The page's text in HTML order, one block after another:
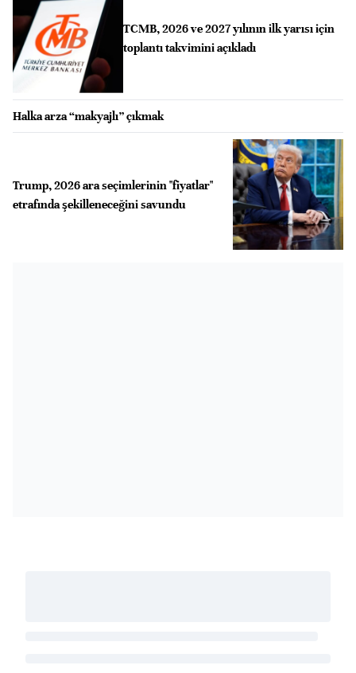
TCMB, 2026 ve 2027 yılının ilk yarısı için
toplantı takvimini açıkladı
Halka arza “makyajlı” çıkmak
Trump, 2026 ara seçimlerinin "fiyatlar"
etrafında şekilleneceğini savundu